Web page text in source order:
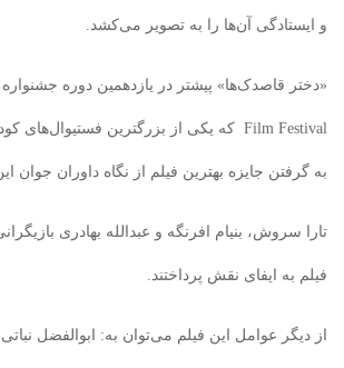
و ایستادگی آن‌ها را به تصویر می‌کشد.
Film Festival که یکی از بزرگترین فستیوال‌های
به گرفتن جایزه بهترین فیلم از نگاه داوران جوان
تارا سروش، بنیام افرنگه و عبدالله بهادری
فیلم به ایفای نقش پرداختند.
از دیگر عوامل این فیلم می‌توان به: ابوالفضل نباتی